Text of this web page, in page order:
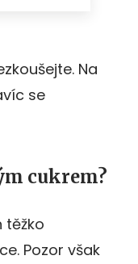
Na
se
cukrem?
těžko
Pozor však